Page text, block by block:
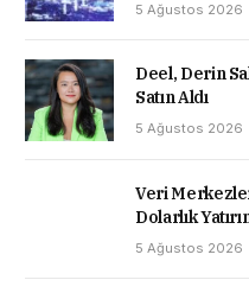
5 Ağustos 2026
Deel, Derin
Satın Aldı
5 Ağustos 2026
Veri
Dolarlık
5 Ağustos 2026